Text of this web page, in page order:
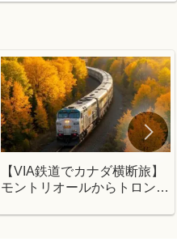
【VIA鉄道でカナダ横断旅】
モントリオールからトロント
体験レポ